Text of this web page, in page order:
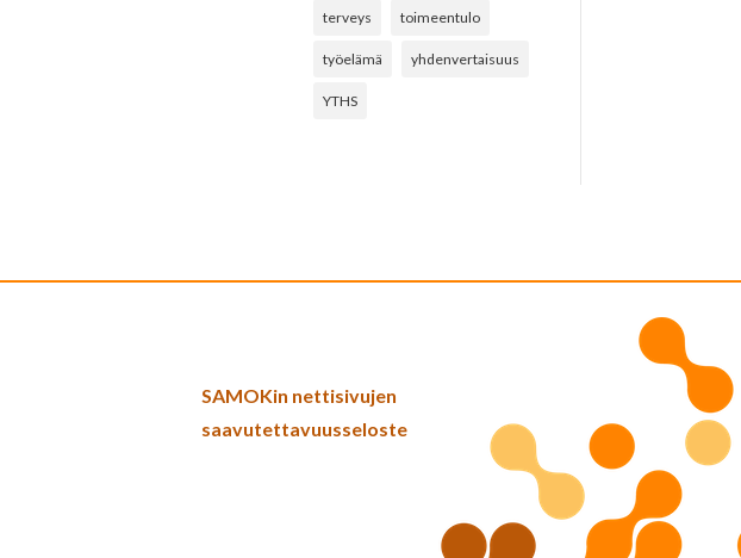
terveys toimeentulo
työelämä yhdenvertaisuus
YTHS
SAMOKin nettisivujen
saavutettavuusseloste